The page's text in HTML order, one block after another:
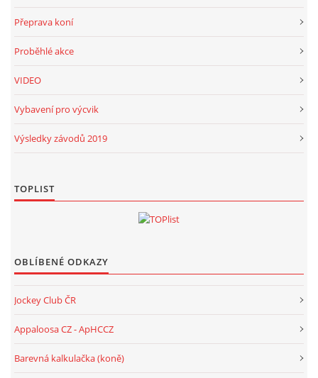
Přeprava koní
Proběhlé akce
VIDEO
Vybavení pro výcvik
Výsledky závodů 2019
TOPLIST
OBLÍBENÉ ODKAZY
Jockey Club ČR
Appaloosa CZ - ApHCCZ
Barevná kalkulačka (koně)